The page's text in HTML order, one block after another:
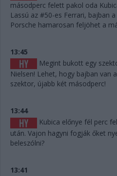
másodperc felett pakol oda
Lassú az #50-es Ferrari, bajban
Porsche hamarosan feljöhet a
13:45
Megint bukott egy
Nielsen! Lehet, hogy bajban van
szektor, újabb két másodperc!
13:44
Kubica előnye fél perc
után. Vajon hagyni fogják őket
beleszólni?
13:41